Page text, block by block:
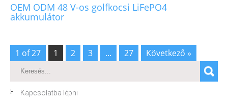
OEM ODM 48 V-os golfkocsi LiFePO4
akkumulátor
1 of 27 1 2 3 ... 27 Következő »
Kapcsolatba lépni